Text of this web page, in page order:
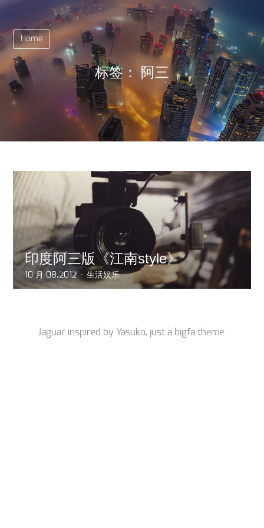
Home
标签：阿三
印度阿三版《江南style》
10 月 08,2012 生活娱乐
Jaguar inspired by Yasuko, just a bigfa theme.